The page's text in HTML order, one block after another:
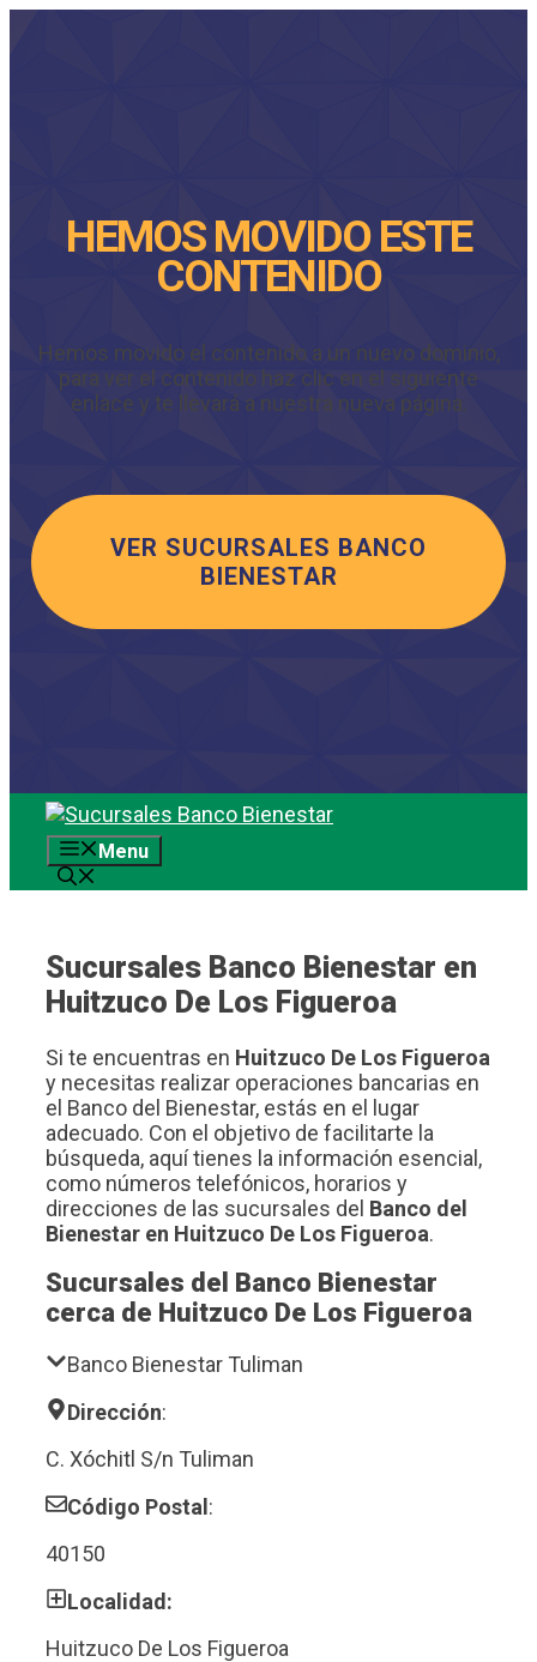
HEMOS MOVIDO ESTE
CONTENIDO
Hemos movido el contenido a un nuevo dominio,
para ver el contenido haz clic en el siguiente
enlace y te llevará a nuestra nueva página.
VER SUCURSALES BANCO
BIENESTAR
Saltar
contenidoMenu
Sucursales Banco Bienestar en
Huitzuco De Los Figueroa
Si te encuentras en Huitzuco De Los Figueroa
y necesitas realizar operaciones bancarias en
el Banco del Bienestar, estás en el lugar
adecuado. Con el objetivo de facilitarte la
búsqueda, aquí tienes la información esencial,
como números telefónicos, horarios y
direcciones de las sucursales del Banco del
Bienestar en Huitzuco De Los Figueroa.
Sucursales del Banco Bienestar
cerca de Huitzuco De Los Figueroa
Banco Bienestar Tuliman
Dirección:
C. Xóchitl S/n Tuliman
Código Postal:
40150
Localidad:
Huitzuco De Los Figueroa